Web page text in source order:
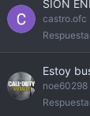
SION
castro.ofc
Estoy
noe60298